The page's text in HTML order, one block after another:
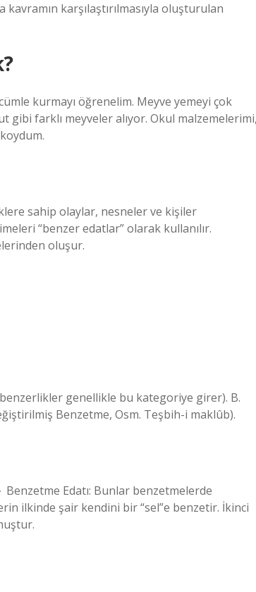
karşılaştırılmasıyla oluşturulan
kurmayı öğrenelim. Meyve yemeyi çok
farklı meyveler alıyor. Okul malzemelerimi,
sahip olaylar, nesneler ve kişiler
“benzer edatlar” olarak kullanılır.
oluşur.
genellikle bu kategoriye girer). B.
Benzetme, Osm. Teşbih-i maklûb).
Edatı: Bunlar benzetmelerde
ilkinde şair kendini bir “sel”e benzetir. İkinci